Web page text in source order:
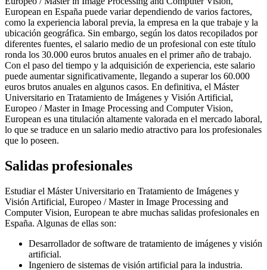
European en España puede variar dependiendo de varios factores,
como la experiencia laboral previa, la empresa en la que trabaje y la
ubicación geográfica. Sin embargo, según los datos recopilados por
diferentes fuentes, el salario medio de un profesional con este título
ronda los 30.000 euros brutos anuales en el primer año de trabajo.
Con el paso del tiempo y la adquisición de experiencia, este salario
puede aumentar significativamente, llegando a superar los 60.000
euros brutos anuales en algunos casos. En definitiva, el Máster
Universitario en Tratamiento de Imágenes y Visión Artificial,
Europeo / Master in Image Processing and Computer Vision,
European es una titulación altamente valorada en el mercado laboral,
lo que se traduce en un salario medio atractivo para los profesionales
que lo poseen.
Salidas profesionales
Estudiar el Máster Universitario en Tratamiento de Imágenes y
Visión Artificial, Europeo / Master in Image Processing and
Computer Vision, European te abre muchas salidas profesionales en
España. Algunas de ellas son:
Desarrollador de software de tratamiento de imágenes y visión
artificial.
Ingeniero de sistemas de visión artificial para la industria.